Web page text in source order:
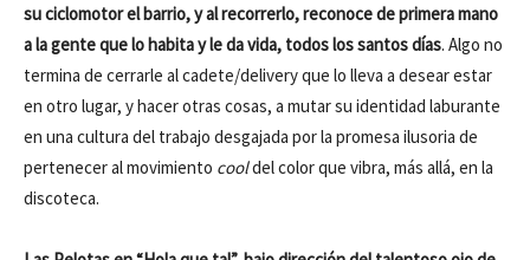
su ciclomotor el barrio, y al recorrerlo, reconoce de primera mano
a la gente que lo habita y le da vida, todos los santos días. Algo no
termina de cerrarle al cadete/delivery que lo lleva a desear estar
en otro lugar, y hacer otras cosas, a mutar su identidad laburante
en una cultura del trabajo desgajada por la promesa ilusoria de
pertenecer al movimiento cooldel color que vibra, más allá, en la
discoteca.